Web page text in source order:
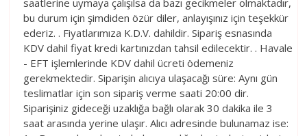
bu durum için şimdiden özür diler, anlayışınız için teşekkür
ederiz. . Fiyatlarımıza K.D.V. dahildir. Sipariş esnasında
KDV dahil fiyat kredi kartınızdan tahsil edilecektir. . Havale
- EFT işlemlerinde KDV dahil ücreti ödemeniz
gerekmektedir. Siparişin alıcıya ulaşacağı süre: Aynı gün
teslimatlar için son sipariş verme saati 20:00 dir.
Siparişiniz gideceği uzaklığa bağlı olarak 30 dakika ile 3
saat arasında yerine ulaşır. Alıcı adresinde bulunamaz ise: